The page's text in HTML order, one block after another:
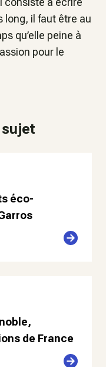
long, il faut être au
qu’elle peine à
pour le
éco-
de France